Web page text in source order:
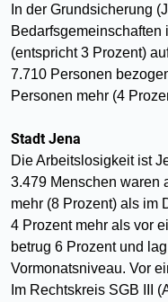
In der Grundsicherung
(entspricht 3 Prozent)
7.710 Personen
Personen mehr (4
Stadt Jena
Die Arbeitslosigkeit ist
3.479 Menschen waren
mehr (8 Prozent) als im
4 Prozent mehr als vor
betrug 6 Prozent und
Vormonatsniveau. Vor
Im Rechtskreis SGB III